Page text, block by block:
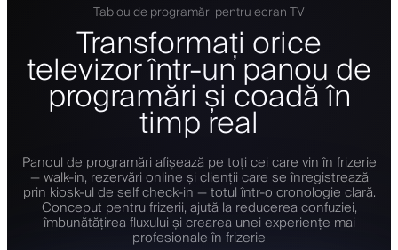
Tablou de programări pentru ecran TV
Transformați orice
televizor într-un panou de
programări și coadă în
timp real
Panoul de programări afișează pe toți cei care vin în frizerie
— walk-in, rezervări online și clienții care se înregistrează
prin kiosk-ul de self check-in — totul într-o cronologie clară.
Conceput pentru frizerii, ajută la reducerea confuziei,
îmbunătățirea fluxului și crearea unei experiențe mai
profesionale în frizerie